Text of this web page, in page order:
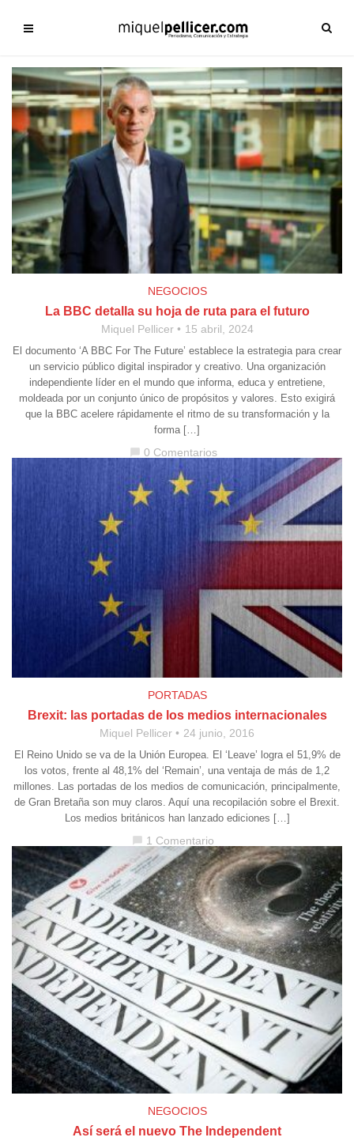
NEGOCIOS
La BBC detalla su hoja de ruta para el futuro
Miquel Pellicer 15 abril, 2024
El documento ‘A BBC For The Future’ establece la estrategia para crear
un servicio público digital inspirador y creativo. Una organización
independiente líder en el mundo que informa, educa y entretiene,
moldeada por un conjunto único de propósitos y valores. Esto exigirá
que la BBC acelere rápidamente el ritmo de su transformación y la
forma […]
chat_bubble 0 Comentarios
PORTADAS
Brexit: las portadas de los medios internacionales
Miquel Pellicer 24 junio, 2016
El Reino Unido se va de la Unión Europea. El ‘Leave’ logra el 51,9% de
los votos, frente al 48,1% del ‘Remain’, una ventaja de más de 1,2
millones. Las portadas de los medios de comunicación, principalmente,
de Gran Bretaña son muy claros. Aquí una recopilación sobre el Brexit.
Los medios británicos han lanzado ediciones […]
1 Comentario
NEGOCIOS
Así será el nuevo The Independent